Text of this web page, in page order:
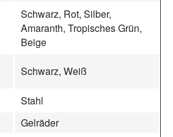
Schwarz, Rot, Silber,
Amaranth, Tropisches Grün,
Beige
Schwarz, Weiß
Stahl
Gelräder